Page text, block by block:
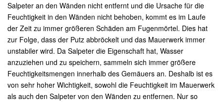
Salpeter an den Wänden nicht entfernt und die Ursache für die
Feuchtigkeit in den Wänden nicht behoben, kommt es im Laufe
der Zeit zu immer größeren Schäden am Fugenmörtel. Dies hat
zur Folge, dass der Putz abbröckelt und das Mauerwerk immer
unstabiler wird. Da Salpeter die Eigenschaft hat, Wasser
anzuziehen und zu speichern, sammeln sich immer größere
Feuchtigkeitsmengen innerhalb des Gemäuers an. Deshalb ist es
von sehr hoher Wichtigkeit, sowohl die Feuchtigkeit im Mauerwerk
als auch den Salpeter von den Wänden zu entfernen. Nur so